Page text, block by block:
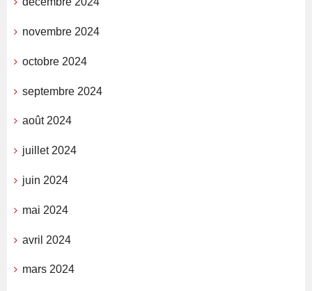
novembre 2024
octobre 2024
septembre 2024
août 2024
juillet 2024
juin 2024
mai 2024
avril 2024
mars 2024